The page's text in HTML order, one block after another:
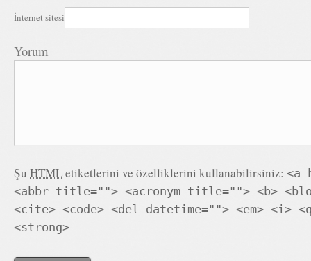
İnternet sitesi
Yorum
Şu HTMLetiketlerini ve özelliklerini kullanabilirsiniz: <a
<abbr title=""> <acronym title=""> <b>
<cite> <code> <del datetime=""> <em> <i>
<strong>